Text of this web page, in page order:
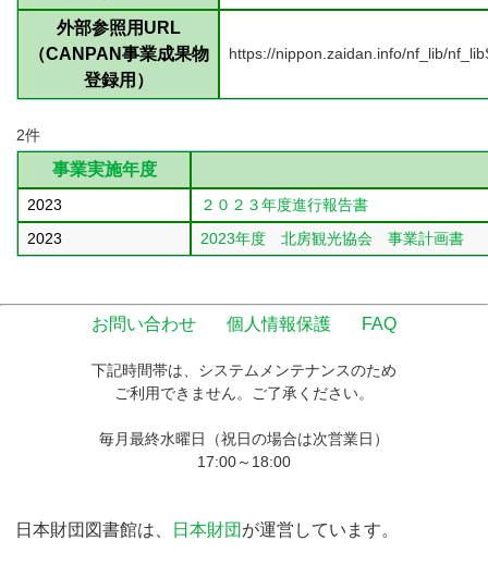
外部参照用URL
（CANPAN事業成果物
登録用）
https://nippon.zaidan.info/nf_lib/
2件
事業実施年度
2023
２０２３年度進行報告書
2023
2023年度 北房観光協会 事業計画書
お問い合わせ 個人情報保護 FAQ
下記時間帯は、システムメンテナンスのため
ご利用できません。ご了承ください。
毎月最終水曜日（祝日の場合は次営業日）
17:00～18:00
日本財団図書館は、 日本財団 が運営しています。